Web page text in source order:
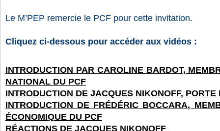
Le M’PEP remercie le PCF pour cette invitation.
Cliquez ci-dessous pour accéder aux vidéos :
INTRODUCTION PAR CAROLINE BARDOT,
NATIONAL DU PCF
INTRODUCTION DE JACQUES NIKONOFF, PORTE
INTRODUCTION DE FRÉDÉRIC BOCCARA,
ÉCONOMIQUE DU PCF
RÉACTIONS DE JACQUES NIKONOFF